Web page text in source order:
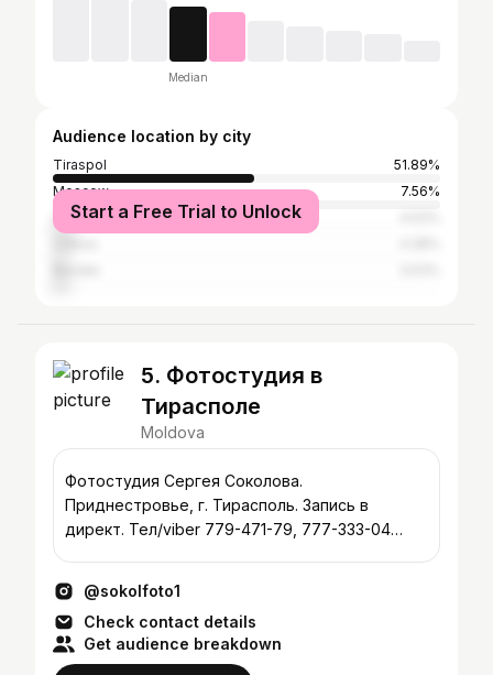
Median
Audience location by city
Tiraspol
51.89%
Moscow
7.56%
Chișinău
Start a Free Trial to Unlock
5. Фотостудия в
Тирасполе
Moldova
Фотостудия Сергея Соколова.
Приднестровье, г. Тирасполь. Запись в
директ. Тел/viber 779-471-79, 777-333-04
@sokolfoto1
Check contact details
Get audience breakdown